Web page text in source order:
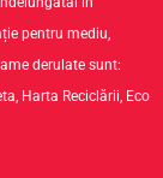
pentru mediu,
derulate sunt:
Harta Reciclării, Eco